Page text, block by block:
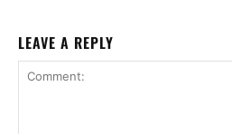
LEAVE A REPLY